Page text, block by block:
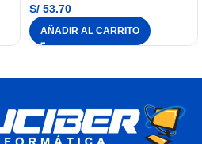
S/ 53.70
AÑADIR AL CARRITO